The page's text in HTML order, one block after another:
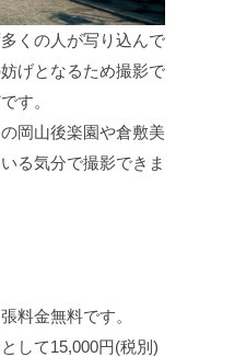
くの人が写り込んで
げとなるため撮影で
す。
岡山後楽園や倉敷美
る気分で撮影できま
料金無料です。
して15,000円(税別)